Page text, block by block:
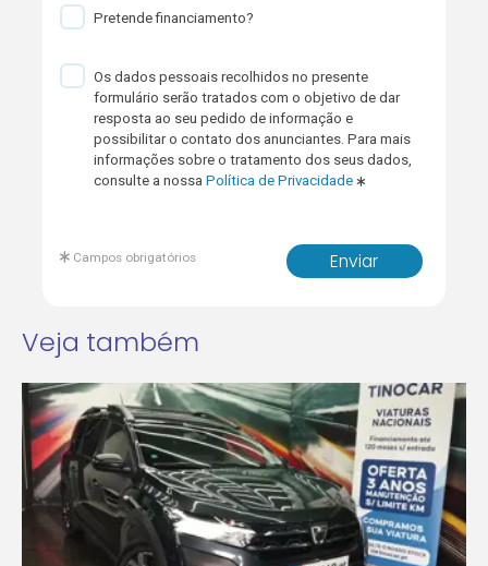
Pretende financiamento?
Os dados pessoais recolhidos no presente
formulário serão tratados com o objetivo de dar
resposta ao seu pedido de informação e
possibilitar o contato dos anunciantes. Para mais
informações sobre o tratamento dos seus dados,
consulte a nossaPolítica de Privacidade
Enviar
Campos obrigatórios
Veja também